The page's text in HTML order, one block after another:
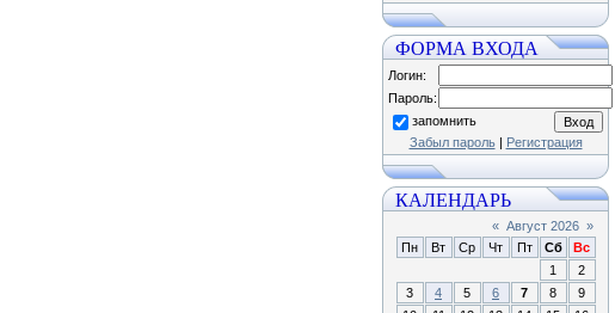
ФОРМА ВХОДА
Логин:
Пароль:
запомнить
Забыл пароль| Регистрация
КАЛЕНДАРЬ
« Август 2026 »
Пн
Вт Ср Чт Пт Сб
Вс
1
2
3
4 5 6 7 8
9